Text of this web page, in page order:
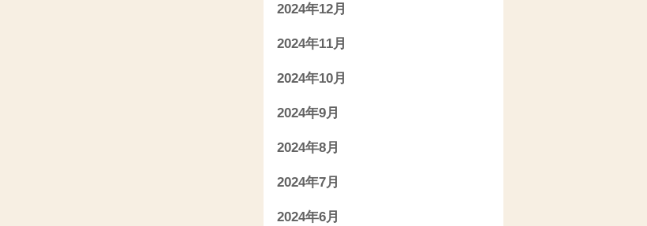
2024年12月
2024年11月
2024年10月
2024年9月
2024年8月
2024年7月
2024年6月